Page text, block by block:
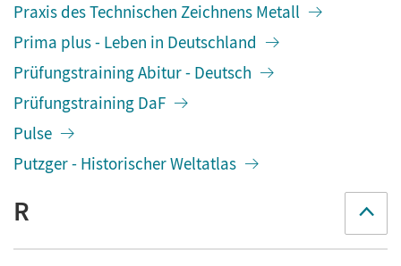
Praxis des Technischen Zeichnens Metall
Prima plus - Leben in Deutschland
Prüfungstraining Abitur - Deutsch
Prüfungstraining DaF
Pulse
Putzger - Historischer Weltatlas
R